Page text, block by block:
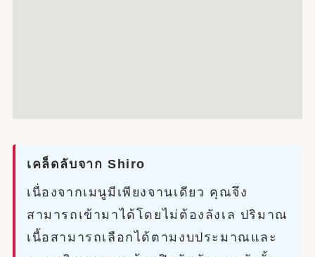
เคล็ดลับจาก Shiro
เนื่องจากเมนูมีเพียงจานเดียว คุณจึง
สามารถเข้ามาได้โดยไม่ต้องลังเล ปริมาณ
เนื้อสามารถเลือกได้ตามงบประมาณและ